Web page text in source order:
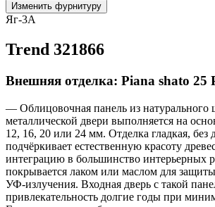
Изменить фурнитуру
Яг-3А
Trend 321866
Внешняя отделка: Piana shato 25
— Облицовочная панель из натурального
металлической двери выполняется на
12, 16, 20 или 24 мм. Отделка гладкая, без
подчёркивает естественную красоту
интеграцию в большинство
покрывается лаком или маслом для
УФ-излучения. Входная дверь с такой
привлекательность долгие годы при